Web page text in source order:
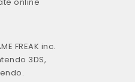
FREAK inc.
3DS,